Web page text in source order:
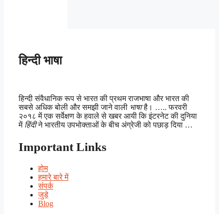
हिन्दी भाषा
हिन्दी संवैधानिक रूप से भारत की प्रथम राजभाषा और भारत की
सबसे अधिक बोली और समझी जाने वाली भाषाहै। ….. फरवरी
२०१८ में एक सर्वेक्षण के हवाले से खबर आयी कि इंटरनेट की दुनिया
में हिंदीने भारतीय उपभोक्ताओं के बीच अंग्रेजी को पछाड़ दिया …
Important Links
होम
हमारे बारे में
संपर्क
जुड़े
Blog